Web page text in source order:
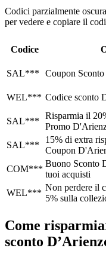
Codici parzialmente
per vedere e copiare il
Codice
SAL***
Coupon
WEL*** Codice sconto
SAL***
Risparmia il
Promo
SAL***
15% di extra
Coupon
COM***
Buono Sconto
tuoi acquisti
WEL***
Non perdere il
5% sulla
Come
sconto